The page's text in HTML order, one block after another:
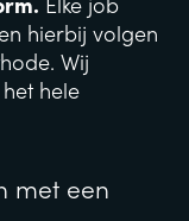
Elke job
en hierbij volgen
Wij
hele
met een